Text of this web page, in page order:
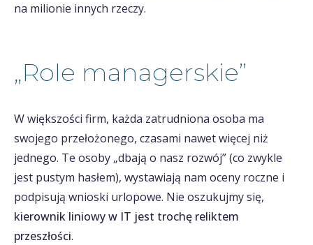
na milionie innych rzeczy.
„Role managerskie”
W większości firm, każda zatrudniona osoba ma
swojego przełożonego, czasami nawet więcej niż
jednego. Te osoby „dbają o nasz rozwój” (co zwykle
jest pustym hasłem), wystawiają nam oceny roczne i
podpisują wnioski urlopowe. Nie oszukujmy się,
kierownik liniowy w IT jest trochę reliktem
przeszłości.